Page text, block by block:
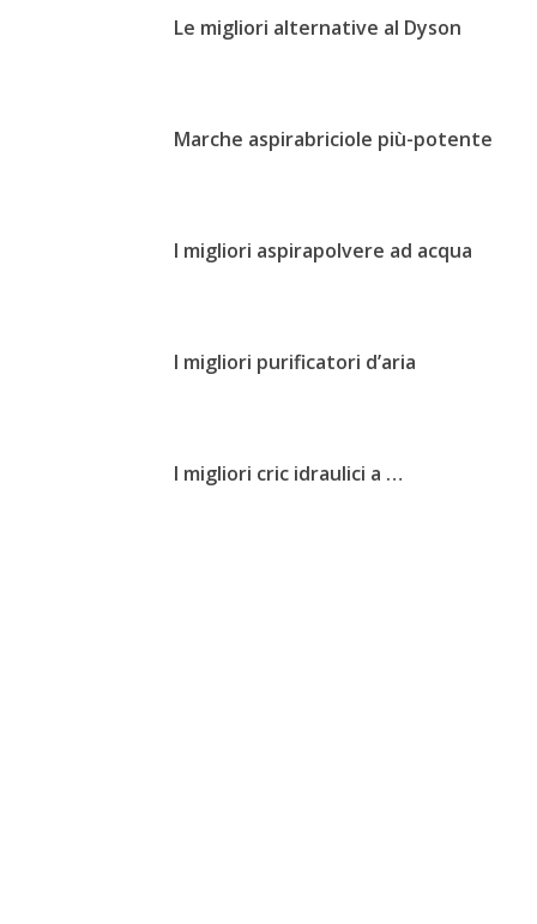
Le migliori alternative al Dyson
Marche aspirabriciole più-potente
I migliori aspirapolvere ad acqua
I migliori purificatori d’aria
I migliori cric idraulici a …